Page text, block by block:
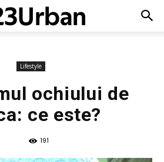
Lifestyle
ochiului de
ce este?
191